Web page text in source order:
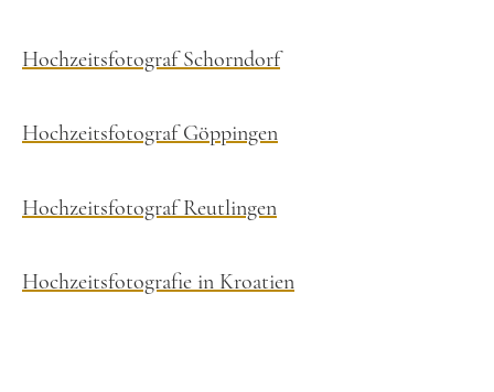
Hochzeitsfotograf Schorndorf
Hochzeitsfotograf Göppingen
Hochzeitsfotograf Reutlingen
Hochzeitsfotografie in Kroatien